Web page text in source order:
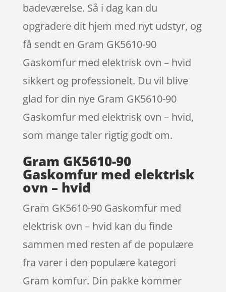
badeværelse. Så i dag kan du
opgradere dit hjem med nyt udstyr, og
få sendt en Gram GK5610-90
Gaskomfur med elektrisk ovn – hvid
sikkert og professionelt. Du vil blive
glad for din nye Gram GK5610-90
Gaskomfur med elektrisk ovn – hvid,
som mange taler rigtig godt om.
Gram GK5610-90
Gaskomfur med elektrisk
ovn – hvid
Gram GK5610-90 Gaskomfur med
elektrisk ovn – hvid kan du finde
sammen med resten af de populære
fra varer i den populære kategori
Gram komfur. Din pakke kommer